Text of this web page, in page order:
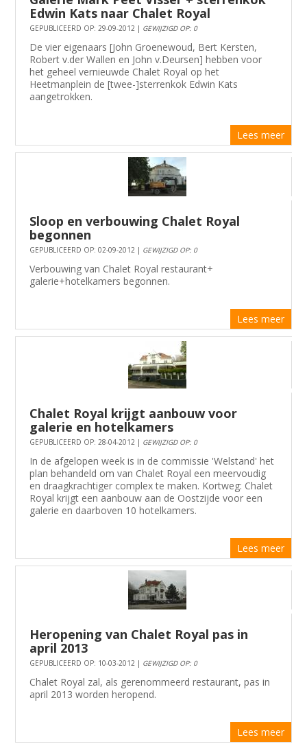
Edwin Kats naar Chalet Royal
GEPUBLICEERD OP: 29-09-2012 | GEWIJZIGD OP: 0
De vier eigenaars [John Groenewoud, Bert Kersten,
Robert v.der Wallen en John v.Deursen] hebben voor
het geheel vernieuwde Chalet Royal op het
Heetmanplein de [twee-]sterrenkok Edwin Kats
aangetrokken.
Lees meer
Sloop en verbouwing Chalet Royal
begonnen
GEPUBLICEERD OP: 02-09-2012 | GEWIJZIGD OP: 0
Verbouwing van Chalet Royal restaurant+
galerie+hotelkamers begonnen.
Lees meer
Chalet Royal krijgt aanbouw voor
galerie en hotelkamers
GEPUBLICEERD OP: 28-04-2012 | GEWIJZIGD OP: 0
In de afgelopen week is in de commissie 'Welstand' het
plan behandeld om van Chalet Royal een meervoudig
en draagkrachtiger complex te maken. Kortweg: Chalet
Royal krijgt een aanbouw aan de Oostzijde voor een
galerie en daarboven 10 hotelkamers.
Lees meer
Heropening van Chalet Royal pas in
april 2013
GEPUBLICEERD OP: 10-03-2012 | GEWIJZIGD OP: 0
Chalet Royal zal, als gerenommeerd restaurant, pas in
april 2013 worden heropend.
Lees meer